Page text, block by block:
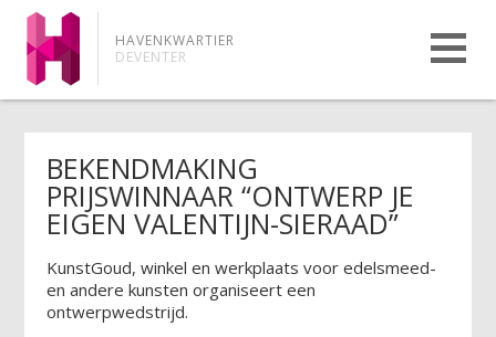
HAVENKWARTIER
DEVENTER
BEKENDMAKING
PRIJSWINNAAR “ONTWERP JE
EIGEN VALENTIJN-SIERAAD”
KunstGoud, winkel en werkplaats voor edelsmeed-
en andere kunsten organiseert een
ontwerpwedstrijd.